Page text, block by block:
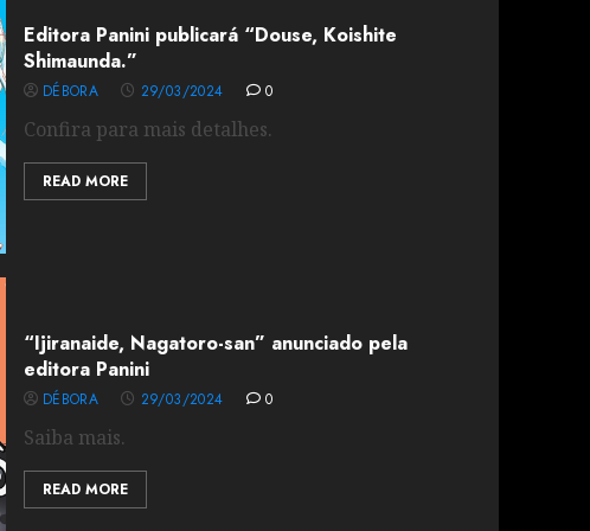
Editora Panini publicará “Douse, Koishite
Shimaunda.”
DÉBORA 29/03/2024 0
Confira para mais detalhes.
READ MORE
“Ijiranaide, Nagatoro-san” anunciado pela
editora Panini
DÉBORA 29/03/2024 0
Saiba mais.
READ MORE